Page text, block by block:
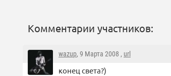
Комментарии участников:
wazup, 9 Марта 2008 , url
конец света?)